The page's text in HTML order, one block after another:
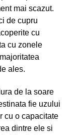
mai scazut.
de cupru
cu
cu zonele
ales.
de la soare
fie uzului
cu o capacitate
dintre ele si